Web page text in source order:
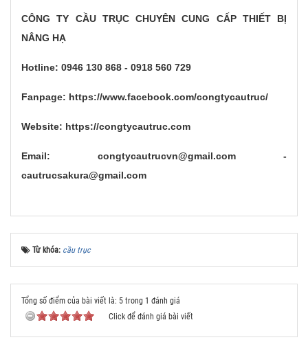
CÔNG TY CẦU TRỤC CHUYÊN CUNG CẤP THIẾT BỊ
NÂNG HẠ
Hotline: 0946 130 868 - 0918 560 729
Fanpage: https://www.facebook.com/congtycautruc/
Website: https://congtycautruc.com
Email: congtycautrucvn@gmail.com -
cautrucsakura@gmail.com
Từ khóa: cầu trục
Tổng số điểm của bài viết là: 5 trong 1 đánh giá
Click để đánh giá bài viết